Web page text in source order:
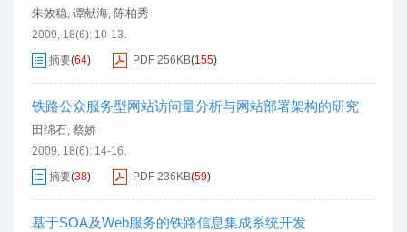
朱效稳, 谭献海, 陈柏秀
2009, 18(6): 10-13.
摘要(64) PDF 256KB(155)
铁路公众服务型网站访问量分析与网站部署架构的研究
田绵石, 蔡娇
2009, 18(6): 14-16.
摘要(38) PDF 236KB(59)
基于SOA及Web服务的铁路信息集成系统开发